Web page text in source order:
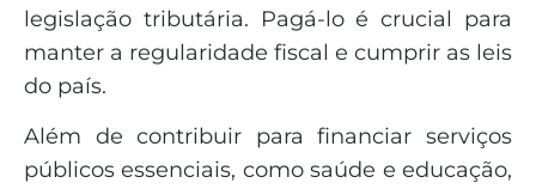
legislação tributária. Pagá-lo é crucial para
manter a regularidade fiscal e cumprir as leis
do país.
Além de contribuir para financiar serviços
públicos essenciais, como saúde e educação,